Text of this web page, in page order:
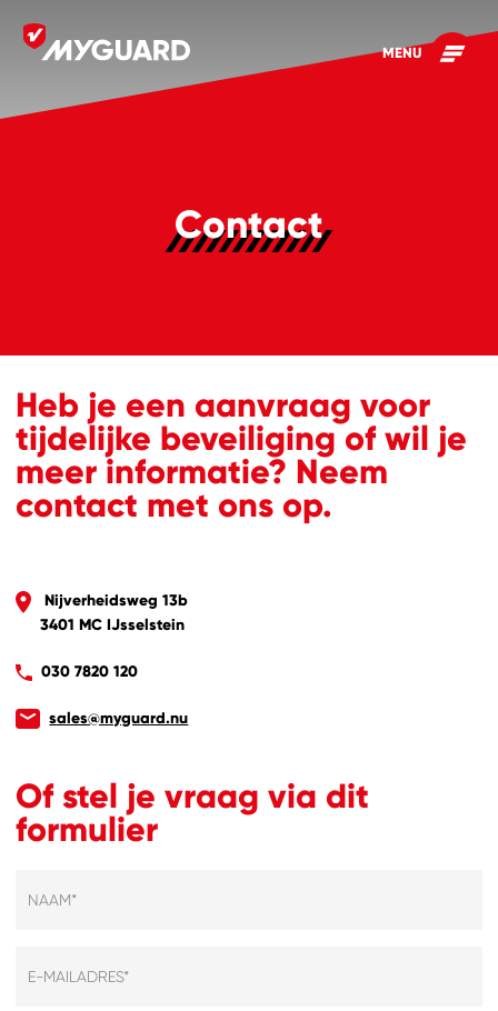
MENU
Contact
Heb je een aanvraag voor
tijdelijke beveiliging of wil je
meer informatie? Neem
contact met ons op.
Nijverheidsweg 13b
3401 MC IJsselstein
030 7820 120
sales@myguard.nu
Of stel je vraag via dit
formulier